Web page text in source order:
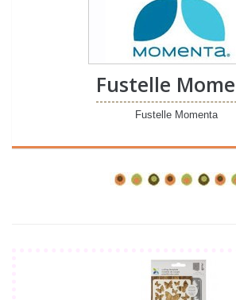
Fustelle
Fustelle Momenta